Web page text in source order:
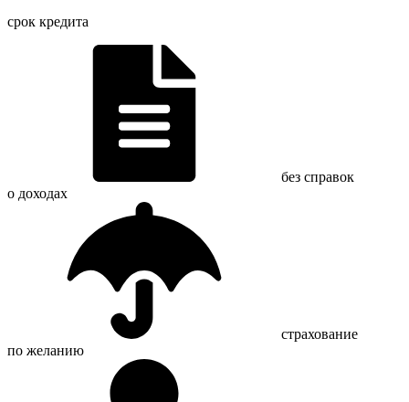
срок кредита
без справок
о доходах
страхование
по желанию